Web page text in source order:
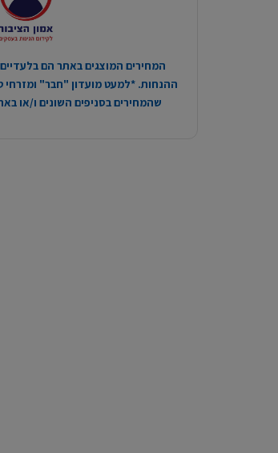
המחירים המוצגים באתר הם
ההנחות. *למעט מועדון "חבר" ומזרחי
שהמחירים בסניפים השונים ו/או